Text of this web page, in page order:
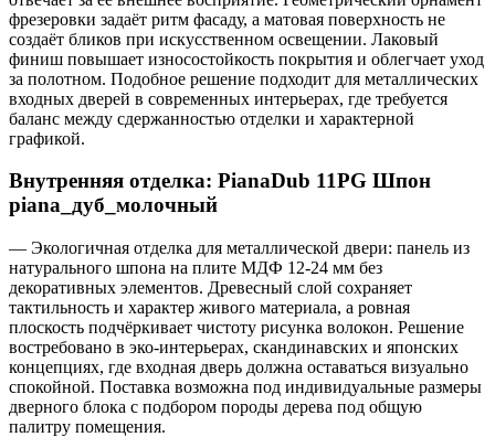
фрезеровки задаёт ритм фасаду, а матовая поверхность не
создаёт бликов при искусственном освещении. Лаковый
финиш повышает износостойкость покрытия и облегчает уход
за полотном. Подобное решение подходит для металлических
входных дверей в современных интерьерах, где требуется
баланс между сдержанностью отделки и характерной
графикой.
Внутренняя отделка: PianaDub 11PG Шпон
piana_дуб_молочный
— Экологичная отделка для металлической двери: панель из
натурального шпона на плите МДФ 12-24 мм без
декоративных элементов. Древесный слой сохраняет
тактильность и характер живого материала, а ровная
плоскость подчёркивает чистоту рисунка волокон. Решение
востребовано в эко-интерьерах, скандинавских и японских
концепциях, где входная дверь должна оставаться визуально
спокойной. Поставка возможна под индивидуальные размеры
дверного блока с подбором породы дерева под общую
палитру помещения.